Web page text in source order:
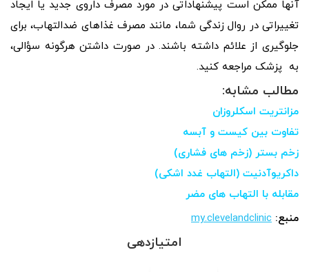
آنها ممکن است پیشنهاداتی در مورد مصرف داروی جدید یا ایجاد
تغییراتی در روال زندگی شما، مانند مصرف غذاهای ضدالتهاب، برای
جلوگیری از علائم داشته باشند. در صورت داشتن هرگونه سؤالی،
به پزشک مراجعه کنید.
مطالب مشابه:
مزانتریت اسکلروزان
تفاوت بین کیست و آبسه
زخم بستر (زخم های فشاری)
داکریوآدنیت (التهاب غدد اشکی)
مقابله با التهاب های مضر
منبع: my.clevelandclinic
امتیازدهی